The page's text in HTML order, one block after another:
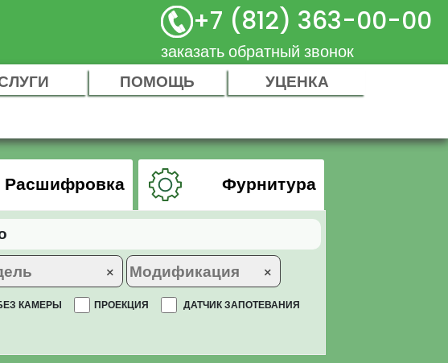
+7 (812) 363-00-00
заказать обратный звонок
ПОМОЩЬ
УЦЕНКА
Расшифровка Фурнитура
× ×
КАМЕРЫ ПРОЕКЦИЯ ДАТЧИК ЗАПОТЕВАНИЯ